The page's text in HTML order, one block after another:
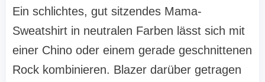
Ein schlichtes, gut sitzendes Mama-
Sweatshirt in neutralen Farben lässt sich mit
einer Chino oder einem gerade geschnittenen
Rock kombinieren. Blazer darüber getragen